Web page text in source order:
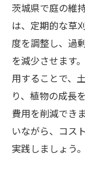
茨城県で庭の維
は、定期的な草
度を調整し、過
を減少させます
用することで、
り、植物の成長
費用を削減でき
いながら、コス
実践しましょう。